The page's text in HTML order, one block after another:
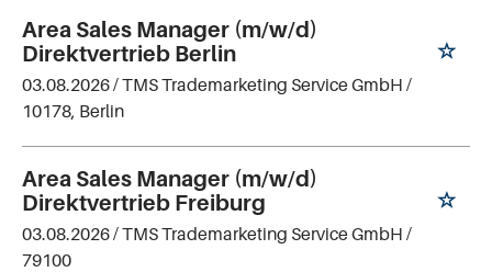
Area Sales Manager (m/w/d)
Direktvertrieb Berlin
03.08.2026 /TMS Trademarketing Service GmbH /
10178, Berlin
Area Sales Manager (m/w/d)
Direktvertrieb Freiburg
03.08.2026 /TMS Trademarketing Service GmbH /
79100